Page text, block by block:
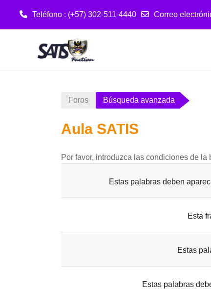
Teléfono : (+57) 302-511-4440 Correo
Foros Búsqueda avanzada
Aula SATIS
Por favor, introduzca las condiciones de
Estas palabras deben
Esta
Estas
Estas palabras